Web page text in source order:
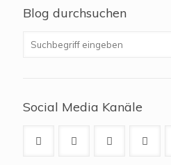
Blog durchsuchen
Social Media Kanäle